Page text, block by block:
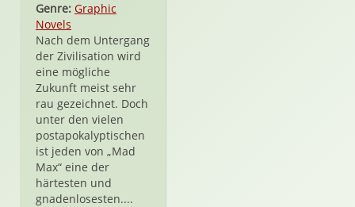
Genre: Graphic
Novels
Nach dem Untergang
der Zivilisation wird
eine mögliche
Zukunft meist sehr
rau gezeichnet. Doch
unter den vielen
postapokalyptischen
ist jeden von „Mad
Max“ eine der
härtesten und
gnadenlosesten....